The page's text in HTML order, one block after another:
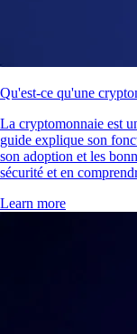
Qu'est-ce qu'une
La cryptomonnaie est
guide explique son
son adoption et les
sécurité et en
Learn more